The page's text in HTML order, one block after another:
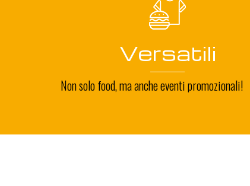
Versatili
Non solo food, ma anche eventi promozionali!